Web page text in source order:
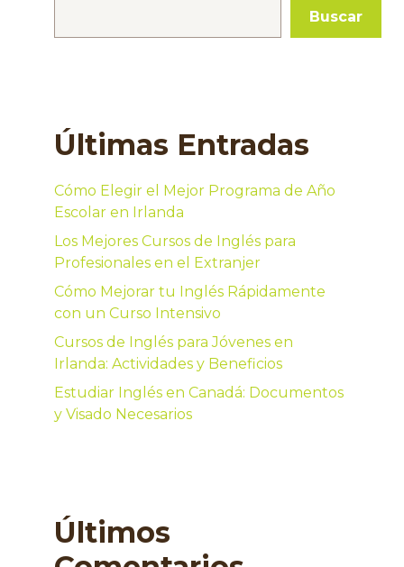
Buscar
Últimas Entradas
Cómo Elegir el Mejor Programa de Año
Escolar en Irlanda
Los Mejores Cursos de Inglés para
Profesionales en el Extranjer
Cómo Mejorar tu Inglés Rápidamente
con un Curso Intensivo
Cursos de Inglés para Jóvenes en
Irlanda: Actividades y Beneficios
Estudiar Inglés en Canadá: Documentos
y Visado Necesarios
Últimos